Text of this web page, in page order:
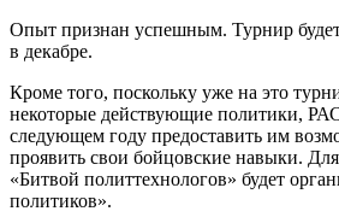
Опыт признан успешным. Турнир
в декабре.
Кроме того, поскольку уже на это
некоторые действующие политики,
следующем году предоставить им
проявить свои бойцовские навыки.
«Битвой политтехнологов» будет
политиков».